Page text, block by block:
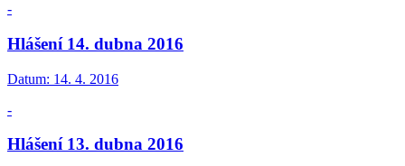
-
Hlášení 14. dubna 2016
Datum: 14. 4. 2016
-
Hlášení 13. dubna 2016